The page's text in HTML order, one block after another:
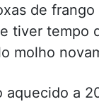
de
tiver tempo
molho
aquecido a